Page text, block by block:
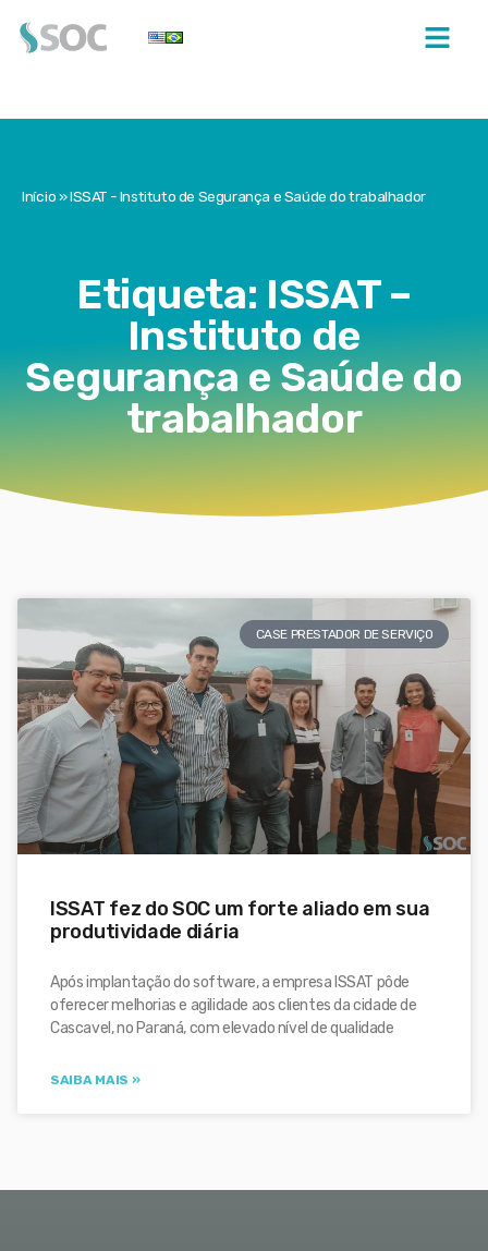
Início»ISSAT - Instituto de Segurança e Saúde do trabalhador
Etiqueta: ISSAT –
Instituto de
Segurança e Saúde do
trabalhador
CASE PRESTADOR DE SERVIÇO
ISSAT fez do SOC um forte aliado em sua
produtividade diária
Após implantação do software, a empresa ISSAT pôde
oferecer melhorias e agilidade aos clientes da cidade de
Cascavel, no Paraná, com elevado nível de qualidade
SAIBA MAIS »